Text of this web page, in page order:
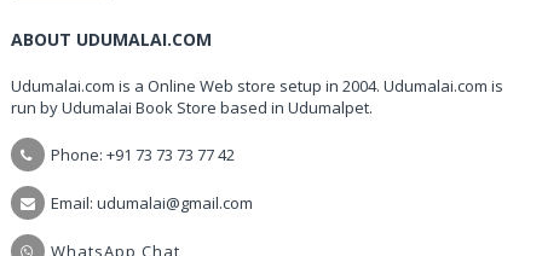
ABOUT UDUMALAI.COM
Udumalai.com is a Online Web store setup in 2004. Udumalai.com is
run by Udumalai Book Store based in Udumalpet.
Phone: +91 73 73 73 77 42
Email: udumalai@gmail.com
WhatsApp Chat